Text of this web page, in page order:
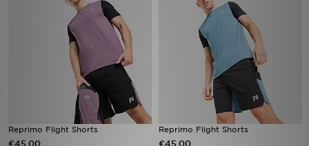
Reprimo Flight Shorts
€45,00
Reprimo Flight Shorts
€45,00